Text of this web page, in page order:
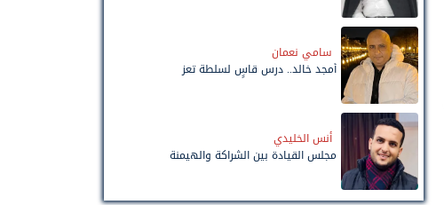
سامي نعمان
أمجد خالد.. درس قاسٍ لسلطة تعز
أنس الخليدي
مجلس القيادة بين الشراكة والهيمنة